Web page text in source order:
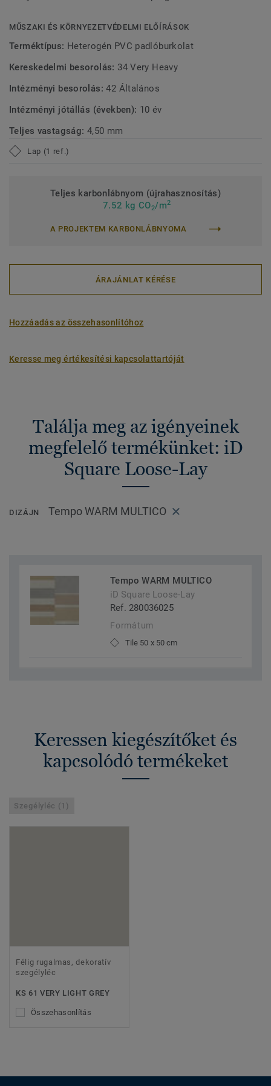
környezethez.
MŰSZAKI ÉS KÖRNYEZETVÉDELMI ELŐÍRÁSOK
Terméktípus: Heterogén PVC padlóburkolat
Kereskedelmi besorolás: 34 Very Heavy
Intézményi besorolás:42 Általános
Intézményi jótállás (években): 10 év
Teljes vastagság: 4,50 mm
Lap (1 ref.)
Teljes karbonlábnyom (újrahasznosítás)
7.52 kg CO2/m2
A PROJEKTEM KARBONLÁBNYOMA
ÁRAJÁNLAT KÉRÉSE
Hozzáadás az összehasonlítóhoz
Keresse meg értékesítési kapcsolattartóját
Találja meg az igényeinek
megfelelő termékünket: iD
Square Loose-Lay
DIZÁJN Tempo WARM MULTICO
Tempo WARM MULTICO
iD Square Loose-Lay
Ref. 280036025
Formátum
Tile 50 x 50 cm
Keressen kiegészítőket és
kapcsolódó termékeket
Szegélyléc (1)
Félig rugalmas, dekoratív
szegélyléc
KS 61 VERY LIGHT GREY
Összehasonlítás